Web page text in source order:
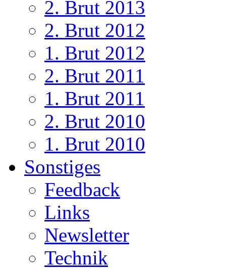
2. Brut 2013
2. Brut 2012
1. Brut 2012
2. Brut 2011
1. Brut 2011
2. Brut 2010
1. Brut 2010
Sonstiges
Feedback
Links
Newsletter
Technik